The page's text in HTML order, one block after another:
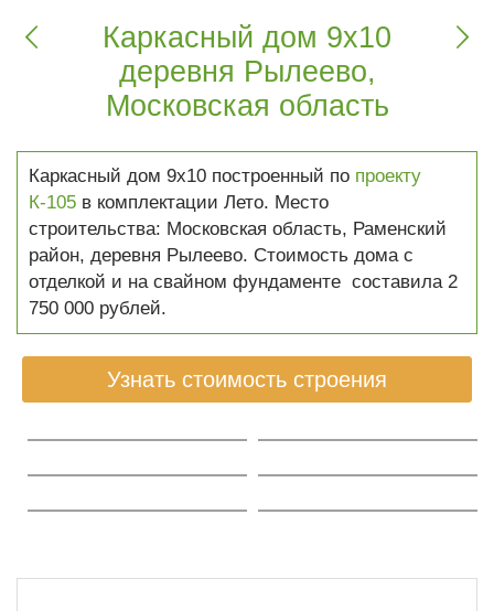

Каркасный дом 9х10
деревня Рылеево,
Московская область

Каркасный дом 9х10 построенный по проекту
К-105 в комплектации Лето. Место
строительства: Московская область, Раменский
район, деревня Рылеево. Стоимость дома с
отделкой и на свайном фундаменте составила 2
750 000 рублей.
Узнать стоимость строения